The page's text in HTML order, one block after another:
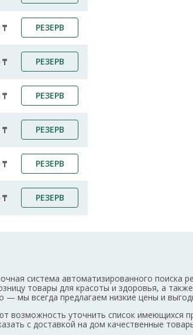
₸ РЕЗЕРВ
₸ РЕЗЕРВ
₸ РЕЗЕРВ
₸ РЕЗЕРВ
₸ РЕЗЕРВ
₸ РЕЗЕРВ
система автоматизированного поиска
товары для красоты и здоровья, а
— мы всегда предлагаем низкие цены и
возможность уточнить список
с доставкой на дом качественные